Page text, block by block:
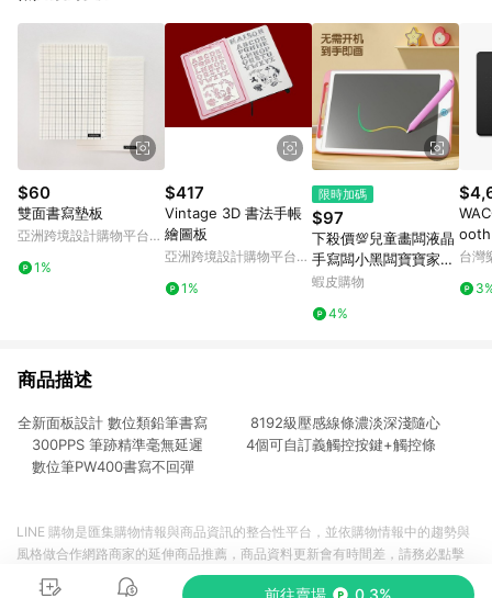
$60
雙面書寫墊板
亞洲跨境設計購物平台
1%
$417
Vintage 3D 書法手帳
繪圖板
亞洲跨境設計購物平台
1%
限時加碼
$97
下殺價💯兒童畵闆液晶
手寫闆小黑闆寶寶家用
塗鴉繪畵電子寫字闆繪
蝦皮購物
4%
ooth
藍
台灣
商品描述
全新面板設計 數位類鉛筆書寫 8192級壓感線條濃淡深淺隨心
300PPS 筆跡精準毫無延遲 4個可自訂義觸控按鍵+觸控條
數位筆PW400書寫不回彈
前往賣場 0.3%
LINE 購物是匯集購物情報與商品資訊的整合性平台，並依購物情報中的趨勢與
風格做合作網路商家的延伸商品推薦，商品資料更新會有時間差，請務必點擊
商品至各合作網路商家，確認現售價與購物條件，一切資訊以合作廠商網頁為